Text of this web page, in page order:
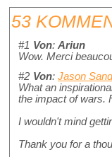
53
#1 Von: Ariun
Wow. Merci
#2 Von: Jason
What an
the impact of wars.
I wouldn't mind
Thank you for a